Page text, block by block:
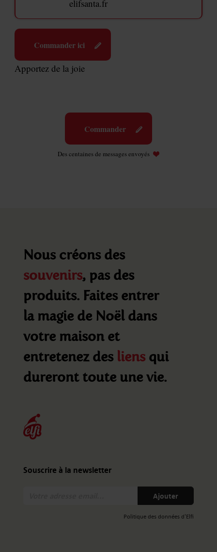
elifsanta.fr
Commander ici
Apportez de la joie
Commander
Des centaines de messages envoyés
Nous créons des
souvenirs, pas des
produits. Faites entrer
la magie de Noël dans
votre maison et
entretenez des liensqui
dureront toute une vie.
Souscrire à la newsletter
Ajouter
Politique des données d'Elfi